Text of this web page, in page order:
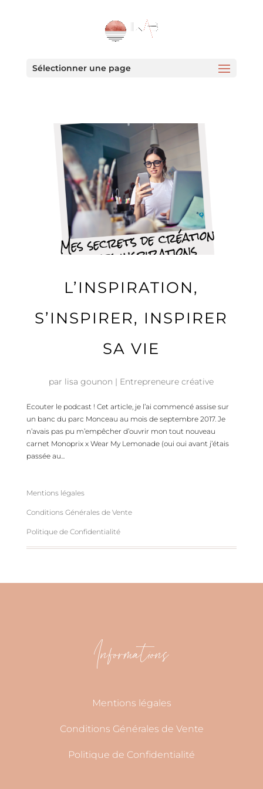
Sélectionner une page
L’INSPIRATION,
S’INSPIRER, INSPIRER
SA VIE
par lisa gounon | Entrepreneure créative
Ecouter le podcast ! Cet article, je l’ai commencé assise sur
un banc du parc Monceau au mois de septembre 2017. Je
n’avais pas pu m’empêcher d’ouvrir mon tout nouveau
carnet Monoprix x Wear My Lemonade (oui oui avant j’étais
passée au...
Mentions légales
Conditions Générales de Vente
Politique de Confidentialité
Informations
Mentions légales
Conditions Générales de Vente
Politique de Confidentialité